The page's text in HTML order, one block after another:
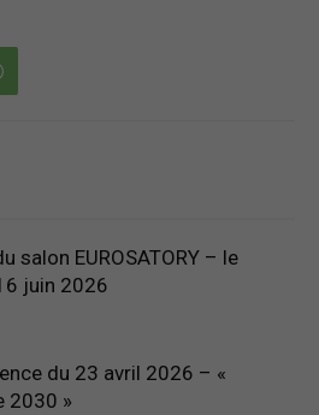
salon EUROSATORY – le
juin 2026
du 23 avril 2026 – «
2030 »